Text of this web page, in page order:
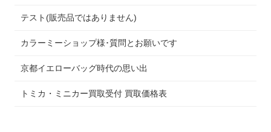
テスト(販売品ではありません)
カラーミーショップ様･質問とお願いです
京都イエローバッグ時代の思い出
トミカ・ミニカー買取受付 買取価格表